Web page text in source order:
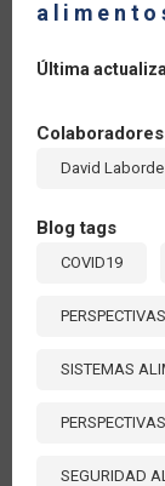
Última
Colaboradores
David Laborde
Blog tags
COVID19
SISTEMAS
SEGURIDAD